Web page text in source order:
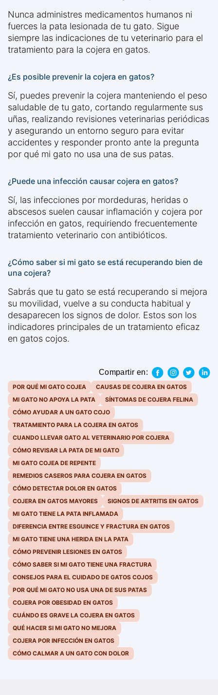
Nunca administres medicamentos humanos ni
fuerces la pata lesionada de tu gato. Sigue
siempre las indicaciones de tu veterinario para el
tratamiento para la cojera en gatos.
¿Es posible prevenir la cojera en gatos?
Sí, puedes prevenir la cojera manteniendo el peso
saludable de tu gato, cortando regularmente sus
uñas, realizando revisiones veterinarias periódicas
y asegurando un entorno seguro para evitar
accidentes y responder pronto ante la pregunta
por qué mi gato no usa una de sus patas.
¿Puede una infección causar cojera en gatos?
Sí, las infecciones por mordeduras, heridas o
abscesos suelen causar inflamación y cojera por
infección en gatos, requiriendo frecuentemente
tratamiento veterinario con antibióticos.
¿Cómo saber si mi gato se está recuperando bien de
una cojera?
Sabrás que tu gato se está recuperando si mejora
su movilidad, vuelve a su conducta habitual y
desaparecen los signos de dolor. Estos son los
indicadores principales de un tratamiento eficaz
en gatos cojos.
Compartir en:
POR QUÉ MI GATO COJEA
CAUSAS DE COJERA EN GATOS
MI GATO NO APOYA LA PATA
SÍNTOMAS DE COJERA FELINA
CÓMO AYUDAR A UN GATO COJO
TRATAMIENTO PARA LA COJERA EN GATOS
CUANDO LLEVAR GATO AL VETERINARIO POR COJERA
CÓMO REVISAR LA PATA DE MI GATO
MI GATO COJEA DE REPENTE
REMEDIOS CASEROS PARA COJERA EN GATOS
CÓMO DETECTAR DOLOR EN GATOS
COJERA EN GATOS MAYORES
SIGNOS DE ARTRITIS EN GATOS
MI GATO TIENE LA PATA INFLAMADA
DIFERENCIA ENTRE ESGUINCE Y FRACTURA EN GATOS
MI GATO TIENE UNA HERIDA EN LA PATA
CÓMO PREVENIR LESIONES EN GATOS
CÓMO SABER SI MI GATO TIENE UNA FRACTURA
CONSEJOS PARA EL CUIDADO DE GATOS COJOS
POR QUÉ MI GATO NO USA UNA DE SUS PATAS
COJERA POR OBESIDAD EN GATOS
CUÁNDO ES GRAVE LA COJERA EN GATOS
QUÉ HACER SI MI GATO NO MEJORA
COJERA POR INFECCIÓN EN GATOS
CÓMO CALMAR A UN GATO CON DOLOR